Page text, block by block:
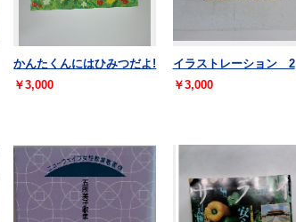
かんたくんにはひみつだよ!
￥3,000
イラストレーション 2
￥3,000